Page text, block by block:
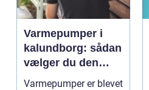
Varmepumper i
kalundborg: sådan
vælger du den
rigtige løsning
Varmepumper er blevet